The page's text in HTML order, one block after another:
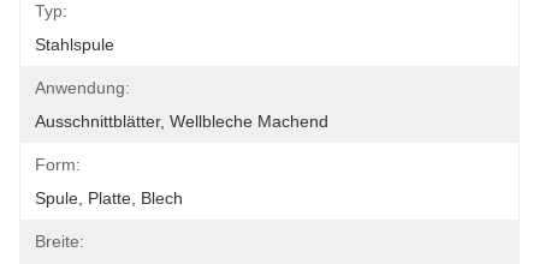
Typ:
Stahlspule
Anwendung:
Ausschnittblätter, Wellbleche Machend
Form:
Spule, Platte, Blech
Breite: